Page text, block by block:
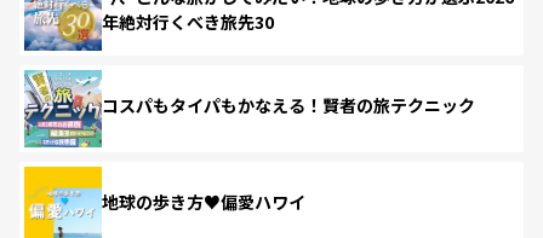
年絶対行くべき旅先30
コスパもタイパもかなえる！賢者の旅テクニック
地球の歩き方♥偏愛ハワイ